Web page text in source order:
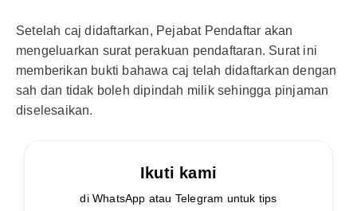
Setelah caj didaftarkan, Pejabat Pendaftar akan
mengeluarkan surat perakuan pendaftaran. Surat ini
memberikan bukti bahawa caj telah didaftarkan dengan
sah dan tidak boleh dipindah milik sehingga pinjaman
diselesaikan.
Ikuti kami
di WhatsApp atau Telegram untuk tips